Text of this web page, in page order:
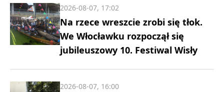
Na rzece wreszcie zrobi się tłok.
We Włocławku rozpoczął się
jubileuszowy 10. Festiwal Wisły
2026-08-07, 17:02
2026-08-07, 16:00